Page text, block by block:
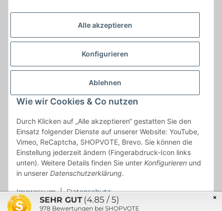
Alle akzeptieren
Konfigurieren
Ablehnen
Wie wir Cookies & Co nutzen
Durch Klicken auf „Alle akzeptieren“ gestatten Sie den
Einsatz folgender Dienste auf unserer Website: YouTube,
Vimeo, ReCaptcha, SHOPVOTE, Brevo. Sie können die
Einstellung jederzeit ändern (Fingerabdruck-Icon links
unten). Weitere Details finden Sie unter Konfigurieren und
in unserer Datenschutzerklärung.
Impressum | Datenschutz
* * Lieferzeiten gelten ab Zahlungseingang und innerhalb
Deutschland.Irrtümer vorbehalten. Angaben zur
Auflagenhöhe, Durchmesser, etc. werden nicht garantiert. Der
Kaufvertrag bleibt davon unbetroffen. Alle angegebenen Preise
sind incl. der gesetzlichen UST und, zzgl.Versand| Das Angebot
"kostenlose Lieferung" bezieht sich aussließlich auf den
© 2021 Münzen Engel GmbH & Co. KG
×
SEHR GUT (4.85 / 5)
978 Bewertungen bei SHOPVOTE